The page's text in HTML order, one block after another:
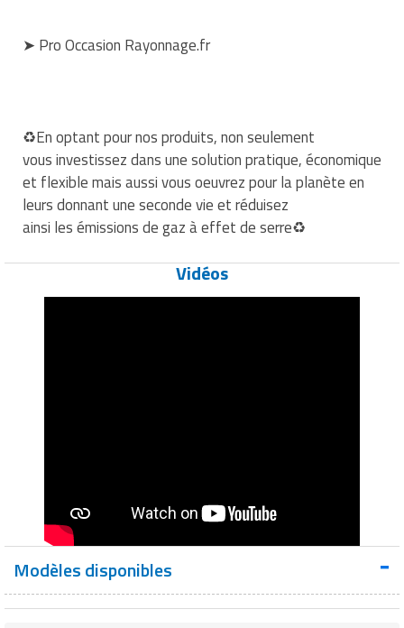
➤ Pro Occasion Rayonnage.fr
♻️En optant pour nos produits, non seulement
vous investissez dans une solution pratique, économique
et flexible mais aussi vous oeuvrez pour la planète en
leurs donnant une seconde vie et réduisez
ainsi les émissions de gaz à effet de serre♻️
Vidéos
Modèles disponibles